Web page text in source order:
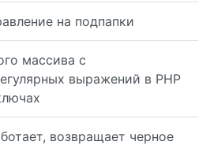
на подпапки
массива с
выражений в PHP
возвращает черное